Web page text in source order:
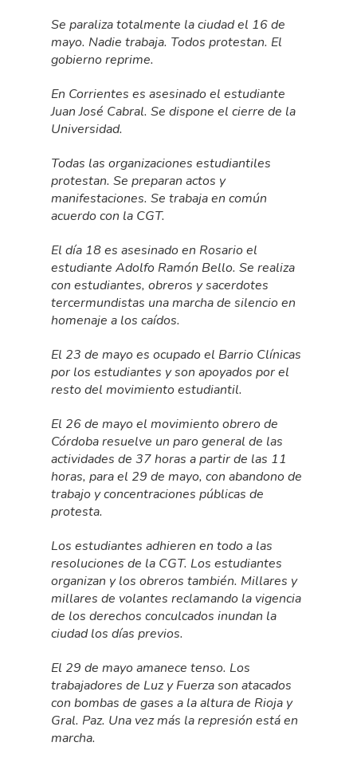
Se paraliza totalmente la ciudad el 16 de
mayo. Nadie trabaja. Todos protestan. El
gobierno reprime.
En Corrientes es asesinado el estudiante
Juan José Cabral. Se dispone el cierre de la
Universidad.
Todas las organizaciones estudiantiles
protestan. Se preparan actos y
manifestaciones. Se trabaja en común
acuerdo con la CGT.
El día 18 es asesinado en Rosario el
estudiante Adolfo Ramón Bello. Se realiza
con estudiantes, obreros y sacerdotes
tercermundistas una marcha de silencio en
homenaje a los caídos.
El 23 de mayo es ocupado el Barrio Clínicas
por los estudiantes y son apoyados por el
resto del movimiento estudiantil.
El 26 de mayo el movimiento obrero de
Córdoba resuelve un paro general de las
actividades de 37 horas a partir de las 11
horas, para el 29 de mayo, con abandono de
trabajo y concentraciones públicas de
protesta.
Los estudiantes adhieren en todo a las
resoluciones de la CGT. Los estudiantes
organizan y los obreros también. Millares y
millares de volantes reclamando la vigencia
de los derechos conculcados inundan la
ciudad los días previos.
El 29 de mayo amanece tenso. Los
trabajadores de Luz y Fuerza son atacados
con bombas de gases a la altura de Rioja y
Gral. Paz. Una vez más la represión está en
marcha.